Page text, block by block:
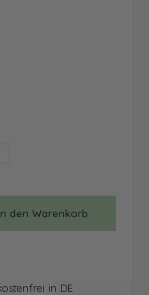
verfügbar.)
den Warenkorb
in DE